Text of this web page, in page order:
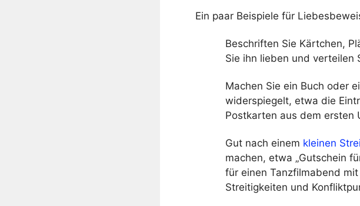
Ein paar Beispiele für
Beschriften Sie Kärtchen,
Sie ihn lieben und verteilen
Machen Sie ein Buch oder
widerspiegelt, etwa die
Postkarten aus dem ersten
Gut nach einem kleinen
machen, etwa „Gutschein
für einen Tanzfilmabend
Streitigkeiten und